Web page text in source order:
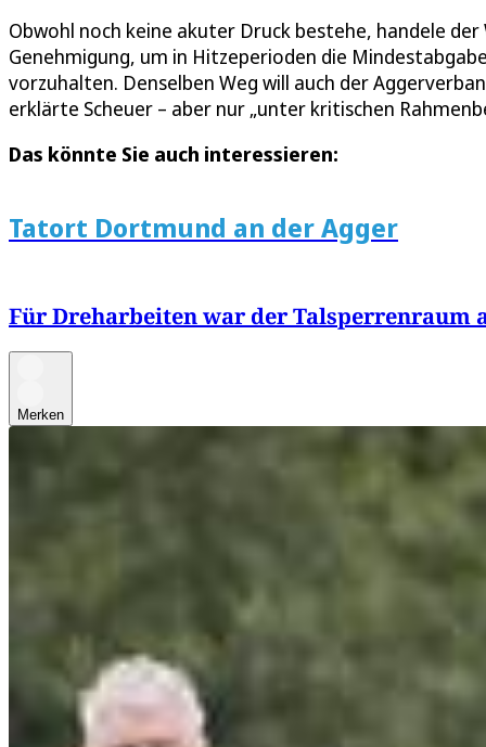
Obwohl noch keine akuter Druck bestehe, handele
Genehmigung, um in Hitzeperioden die
vorzuhalten. Denselben Weg will auch der
erklärte Scheuer – aber nur „unter kritischen
Das könnte Sie auch interessieren:
Tatort Dortmund an der Agger
Für Dreharbeiten war der Talsperrenraum
Merken